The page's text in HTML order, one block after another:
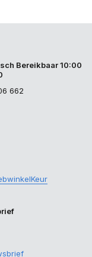
Bereikbaar 10:00
662